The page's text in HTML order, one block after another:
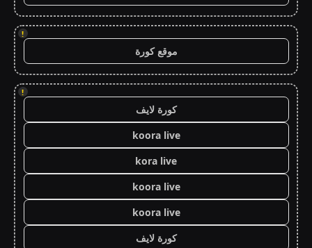
!
موقع كورة
!
كورة لايف
koora live
kora live
koora live
koora live
كورة لايف